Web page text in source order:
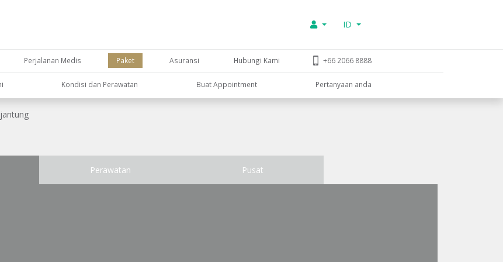
ID
Perjalanan Medis Paket Asuransi Hubungi Kami +66 2066 8888
Kondisi dan Perawatan Buat Appointment Pertanyaan anda
Perawatan Pusat